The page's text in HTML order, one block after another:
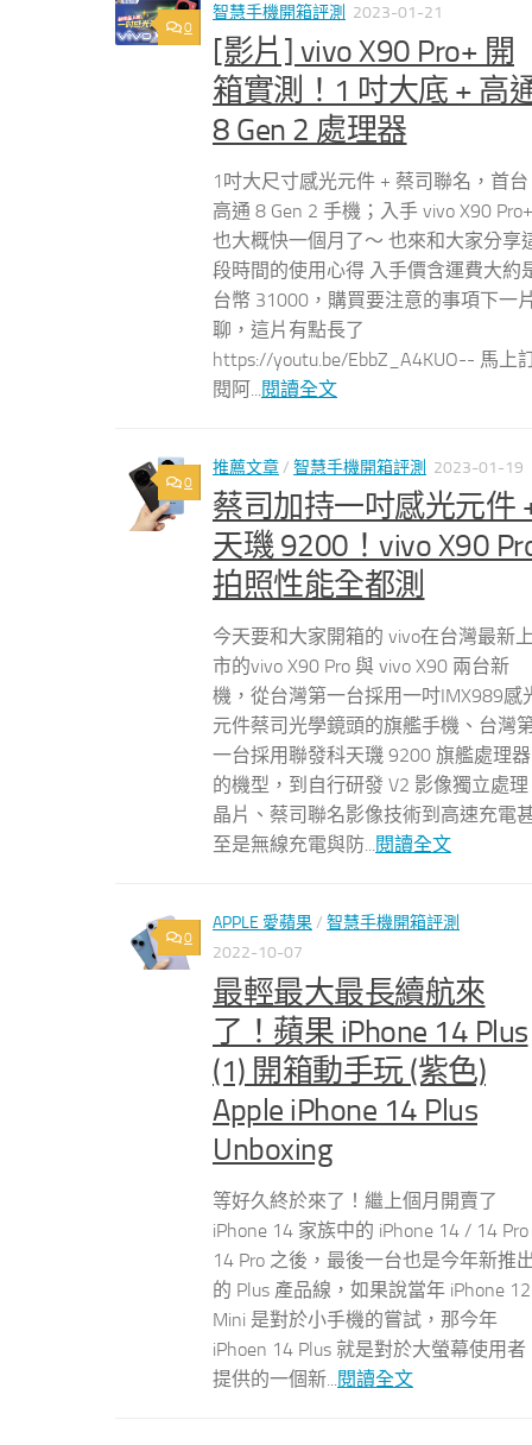
0
智慧手機開箱評測 2023-01-21
[影片] vivo X90 Pro+ 開
箱實測！1 吋大底 + 高
8 Gen 2 處理器
1吋大尺寸感光元件 + 蔡司聯名，首台
高通 8 Gen 2 手機；入手 vivo X90 Pro+
也大概快一個月了～ 也來和大家分享
段時間的使用心得 入手價含運費大約
台幣 31000，購買要注意的事項下一
聊，這片有點長了
https://youtu.be/EbbZ_A4KUO-- 馬上
閱阿...閱讀全文
0
推薦文章/ 智慧手機開箱評測 2023-01-19
蔡司加持一吋感光元件
天璣 9200！vivo X90
拍照性能全都測
今天要和大家開箱的 vivo在台灣最新
市的vivo X90 Pro 與 vivo X90 兩台新
機，從台灣第一台採用一吋IMX989感
元件蔡司光學鏡頭的旗艦手機、台灣
一台採用聯發科天璣 9200 旗艦處理器
的機型，到自行研發 V2 影像獨立處理
晶片、蔡司聯名影像技術到高速充電
至是無線充電與防...閱讀全文
0
APPLE 愛蘋果/ 智慧手機開箱評測
2022-10-07
最輕最大最長續航來
了！蘋果 iPhone 14 Plus
(1) 開箱動手玩 (紫色)
Apple iPhone 14 Plus
Unboxing
等好久終於來了！繼上個月開賣了
iPhone 14 家族中的 iPhone 14 / 14
14 Pro 之後，最後一台也是今年新推
的 Plus 產品線，如果說當年 iPhone 12
Mini 是對於小手機的嘗試，那今年
iPhoen 14 Plus 就是對於大螢幕使用者
提供的一個新... 閱讀全文